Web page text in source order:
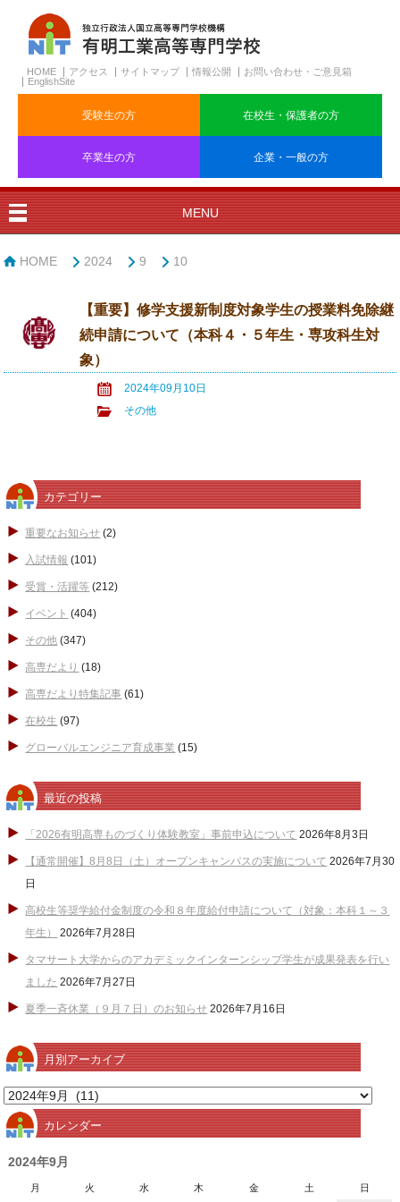
HOME アクセス サイトマップ 情報公開
お問い合わせ・ご意見箱
EnglishSite
受験生の方 在校生・保護者の方
卒業生の方 企業・一般の方
MENU
HOME 2024 9 10
【重要】修学支援新制度対象学生の授業料免除継
続申請について（本科４・５年生・専攻科生対
象）
2024年09月10日
その他
カテゴリー
重要なお知らせ (2)
入試情報 (101)
受賞・活躍等 (212)
イベント (404)
その他 (347)
高専だより (18)
高専だより特集記事 (61)
在校生 (97)
グローバルエンジニア育成事業 (15)
最近の投稿
「2026有明高専ものづくり体験教室」事前申込について 2026年8月3日
【通常開催】8月8日（土）オープンキャンパスの実施について 2026年7月30
日
高校生等奨学給付金制度の令和８年度給付申請について（対象：本科１～３
年生）
2026年7月28日
タマサート大学からのアカデミックインターンシップ学生が成果発表を行い
ました 2026年7月27日
夏季一斉休業（９月７日）のお知らせ 2026年7月16日
月別アーカイブ
月
別
ア
ー
カレンダー
2024年9月
月 火 水 木 金 土 日